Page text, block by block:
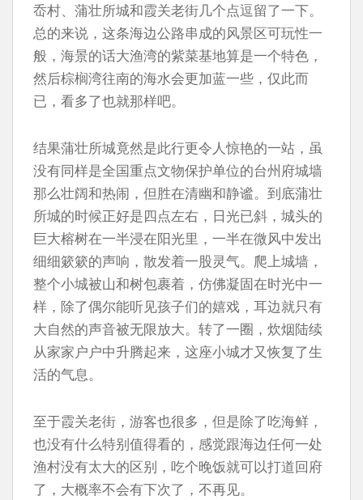
岙村、蒲壮所城和霞关老街几个点逗留了一下。
总的来说，这条海边公路串成的风景区可玩性一
般，海景的话大渔湾的紫菜基地算是一个特色，
然后棕榈湾往南的海水会更加蓝一些，仅此而
已，看多了也就那样吧。
结果蒲壮所城竟然是此行更令人惊艳的一站，虽
没有同样是全国重点文物保护单位的台州府城墙
那么壮阔和热闹，但胜在清幽和静谧。到底蒲壮
所城的时候正好是四点左右，日光已斜，城头的
巨大榕树在一半浸在阳光里，一半在微风中发出
细细簌簌的声响，散发着一股灵气。爬上城墙，
整个小城被山和树包裹着，仿佛凝固在时光中一
样，除了偶尔能听见孩子们的嬉戏，耳边就只有
大自然的声音被无限放大。转了一圈，炊烟陆续
从家家户户中升腾起来，这座小城才又恢复了生
活的气息。
至于霞关老街，游客也很多，但是除了吃海鲜，
也没有什么特别值得看的，感觉跟海边任何一处
渔村没有太大的区别，吃个晚饭就可以打道回府
了，大概率不会有下次了，不再见。